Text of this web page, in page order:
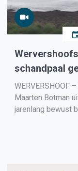
schandpaal
WERVERSHOOF
Maarten Botman
jarenlang bewust
Beelden van
malen worden